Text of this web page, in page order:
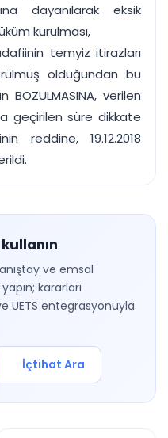
dayanılarak eksik
kurulması,
temyiz itirazları
olduğundan bu
verilen
geçirilen süre dikkate
reddine, 19.12.2018
ve emsal
kararları
UETS entegrasyonuyla
İçtihat Ara